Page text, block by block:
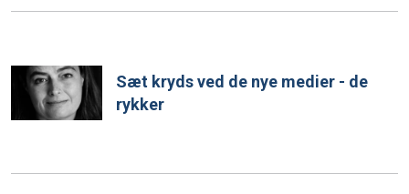
Sæt kryds ved de nye medier - de
rykker